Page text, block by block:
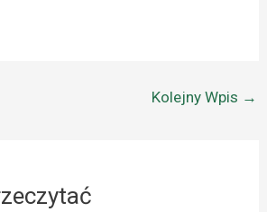
Kolejny Wpis →